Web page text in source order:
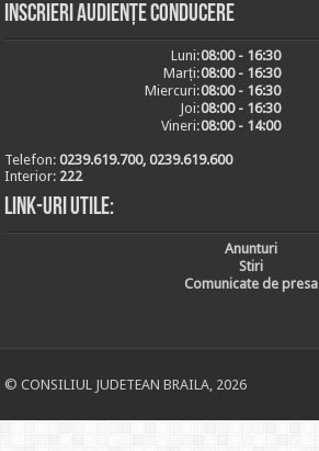
Inscrieri audiențe conducere
Luni:08:00 - 16:30
Marți:08:00 - 16:30
Miercuri:08:00 - 16:30
Joi:08:00 - 16:30
Vineri:08:00 - 14:00
Telefon:0239.619.700, 0239.619.600
Interior: 222
Link-uri utile:
Anunturi
Stiri
Comunicate de presa
© CONSILIUL JUDETEAN BRAILA, 2026